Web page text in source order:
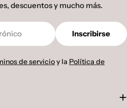
descuentos y mucho más.
Inscribirse
de servicioy la Política de